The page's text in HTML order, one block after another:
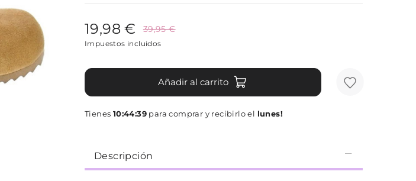
19,98 € 39,95 €
Impuestos incluidos
Añadir al carrito
Tienes 10:44:39 para comprar y recibirlo el lunes!
Descripción